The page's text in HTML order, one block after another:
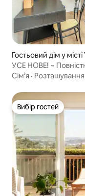
Гостьовий дім у
УСЕ НОВЕ! ~
парку
Сім’я · Розташування
Вибір гостей
Вибір гостей